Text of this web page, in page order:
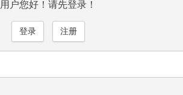
用户您好！请先登录！
登录 注册